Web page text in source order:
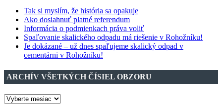
Tak si myslím, že história sa opakuje
Ako dosiahnuť platné referendum
Informácia o podmienkach práva voliť
Spaľovanie skalického odpadu má riešenie v Rohožníku!
Je dokázané – už dnes spaľujeme skalický odpad v
cementárni v Rohožníku!
ARCHÍV VŠETKÝCH ČÍSIEL OBZORU
ARCHÍV